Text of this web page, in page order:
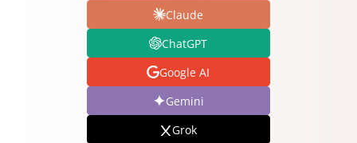
Claude
ChatGPT
Google AI
Gemini
Grok